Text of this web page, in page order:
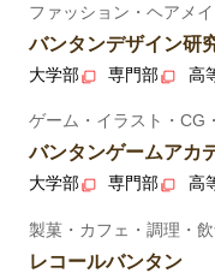
ファッション・ヘアメ
バンタンデザイン研
大学部 専門部 高
ゲーム・イラスト・CG
バンタンゲームアカ
大学部 専門部 高
製菓・カフェ・調理・
レコールバンタン